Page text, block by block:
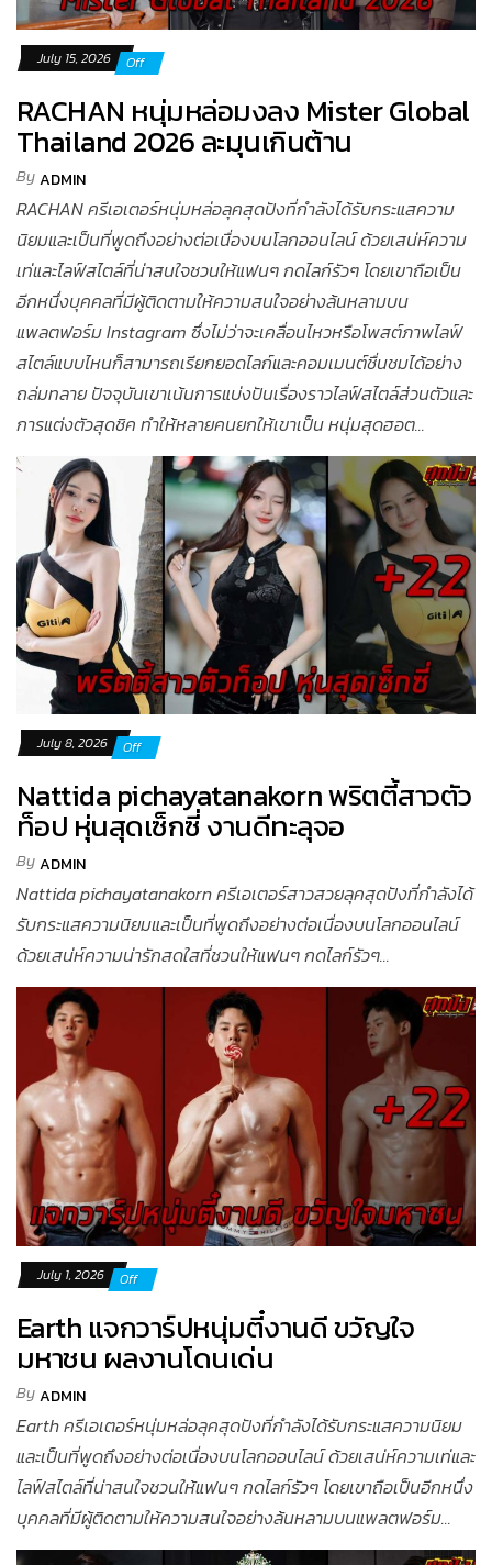
July 15, 2026 Off
RACHAN หนุ่มหล่อมงลง Mister Global
Thailand 2026 ละมุนเกินต้าน
ByADMIN
RACHAN ครีเอเตอร์หนุ่มหล่อลุคสุดปังที่กำลังได้รับกระแสความ
นิยมและเป็นที่พูดถึงอย่างต่อเนื่องบนโลกออนไลน์ ด้วยเสน่ห์ความ
เท่และไลฟ์สไตล์ที่น่าสนใจชวนให้แฟนๆ กดไลก์รัวๆ โดยเขาถือเป็น
อีกหนึ่งบุคคลที่มีผู้ติดตามให้ความสนใจอย่างล้นหลามบน
แพลตฟอร์ม Instagram ซึ่งไม่ว่าจะเคลื่อนไหวหรือโพสต์ภาพไลฟ์
สไตล์แบบไหนก็สามารถเรียกยอดไลก์และคอมเมนต์ชื่นชมได้อย่าง
ถล่มทลาย ปัจจุบันเขาเน้นการแบ่งปันเรื่องราวไลฟ์สไตล์ส่วนตัวและ
การแต่งตัวสุดชิค ทำให้หลายคนยกให้เขาเป็น หนุ่มสุดฮอต...
July 8, 2026 Off
Nattida pichayatanakorn พริตตี้สาวตัว
ท็อป หุ่นสุดเซ็กซี่ งานดีทะลุจอ
ByADMIN
Nattida pichayatanakorn ครีเอเตอร์สาวสวยลุคสุดปังที่กำลังได้
รับกระแสความนิยมและเป็นที่พูดถึงอย่างต่อเนื่องบนโลกออนไลน์
ด้วยเสน่ห์ความน่ารักสดใสที่ชวนให้แฟนๆ กดไลก์รัวๆ...
July 1, 2026 Off
Earth แจกวาร์ปหนุ่มตี๋งานดี ขวัญใจ
มหาชน ผลงานโดนเด่น
ByADMIN
Earth ครีเอเตอร์หนุ่มหล่อลุคสุดปังที่กำลังได้รับกระแสความนิยม
และเป็นที่พูดถึงอย่างต่อเนื่องบนโลกออนไลน์ ด้วยเสน่ห์ความเท่และ
ไลฟ์สไตล์ที่น่าสนใจชวนให้แฟนๆ กดไลก์รัวๆ โดยเขาถือเป็นอีกหนึ่ง
บุคคลที่มีผู้ติดตามให้ความสนใจอย่างล้นหลามบนแพลตฟอร์ม...